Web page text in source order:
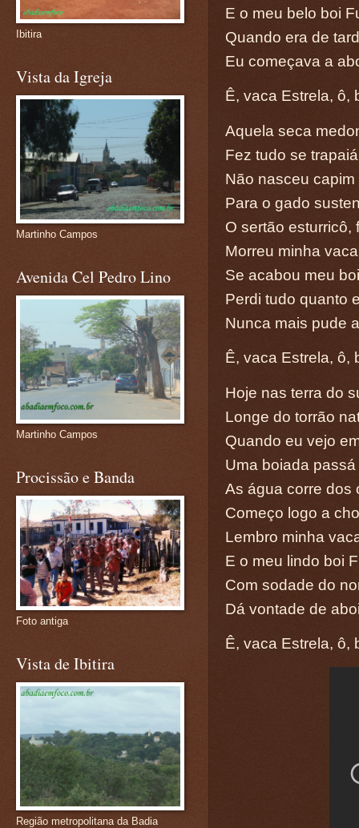
E o meu belo boi
Quando era de
Eu começava a
Ê, vaca Estrela, ô,
Aquela seca
Fez tudo se trapaiá
Não nasceu
Para o gado
O sertão
Morreu minha
Se acabou meu
Perdi tudo quanto
Nunca mais pude
Ê, vaca Estrela, ô,
Hoje nas terra do
Longe do torrão
Quando eu vejo
Uma boiada passá
As água corre dos
Começo logo a
Lembro minha
E o meu lindo boi
Com sodade do
Dá vontade de
Ê, vaca Estrela, ô,
Ibitira
Vista da Igreja
Martinho Campos
Avenida Cel Pedro Lino
Martinho Campos
Procissão e Banda
Foto antiga
Vista de Ibitira
Região metropolitana da Badia